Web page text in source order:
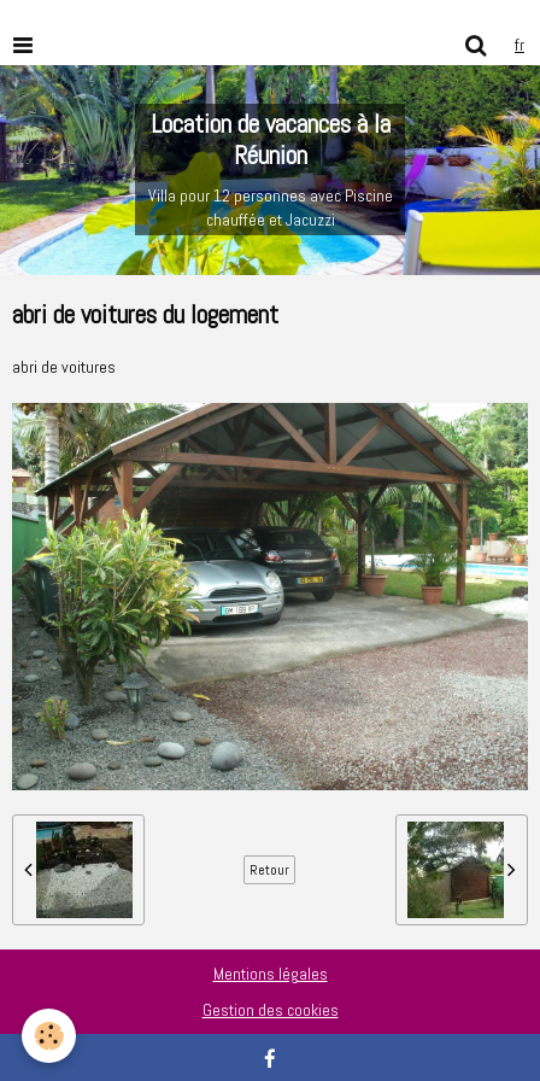
fr
Location de vacances à la
Réunion
Villa pour 12 personnes avec Piscine
chauffée et Jacuzzi
abri de voitures du logement
abri de voitures
Retour
Mentions légales
Gestion des cookies